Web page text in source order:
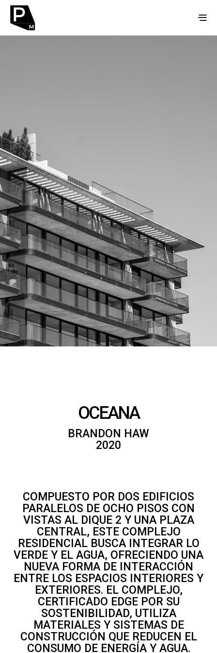
OCEANA
BRANDON HAW
2020
COMPUESTO POR DOS EDIFICIOS
PARALELOS DE OCHO PISOS CON
VISTAS AL DIQUE 2 Y UNA PLAZA
CENTRAL, ESTE COMPLEJO
RESIDENCIAL BUSCA INTEGRAR LO
VERDE Y EL AGUA, OFRECIENDO UNA
NUEVA FORMA DE INTERACCIÓN
ENTRE LOS ESPACIOS INTERIORES Y
EXTERIORES. EL COMPLEJO,
CERTIFICADO EDGE POR SU
SOSTENIBILIDAD, UTILIZA
MATERIALES Y SISTEMAS DE
CONSTRUCCIÓN QUE REDUCEN EL
CONSUMO DE ENERGÍA Y AGUA.